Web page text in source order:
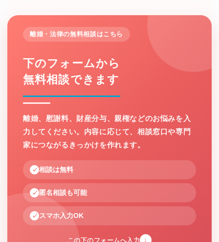
離婚・法律の無料相談はこちら
下のフォームから
無料相談できます
離婚、慰謝料、財産分与、親権などのお悩みを入
力してください。内容に応じて、相談窓口や専門
家につながるきっかけを作れます。
相談は無料
匿名相談も可能
スマホ入力OK
この下のフォームへ入力 ↓